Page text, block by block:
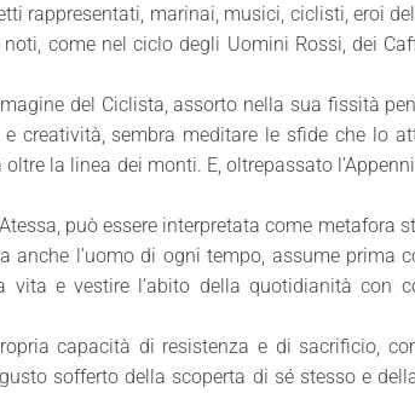
rappresentati, marinai, musici, ciclisti, eroi
come nel ciclo degli Uomini Rossi, dei
del Ciclista, assorto nella sua fissità
creatività, sembra meditare le sfide che lo
la linea dei monti. E, oltrepassato
può essere interpretata come metafora
anche l’uomo di ogni tempo, assume prima
vita e vestire l’abito della quotidianità con
capacità di resistenza e di sacrificio,
sofferto della scoperta di sé stesso e